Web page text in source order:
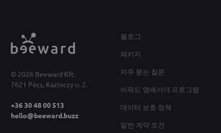
© 2026 Beeward Kft.
7621 Pécs, Kazinczy u. 2.
+36 30 48 00 513
hello@beeward.buzz
블로그
패키지
자주 묻는 질문
비워드 앰배서더 프로그램
데이터 보호 정책
일반 계약 조건